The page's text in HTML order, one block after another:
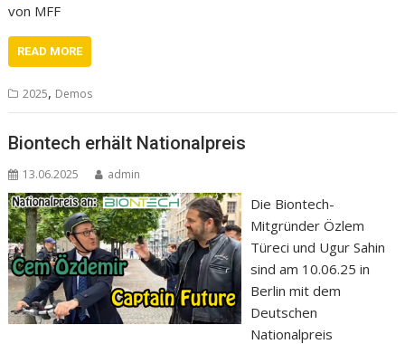
von MFF
READ MORE
2025, Demos
Biontech erhält Nationalpreis
13.06.2025 admin
Die Biontech-
Mitgründer Özlem
Türeci und Ugur Sahin
sind am 10.06.25 in
Berlin mit dem
Deutschen
Nationalpreis